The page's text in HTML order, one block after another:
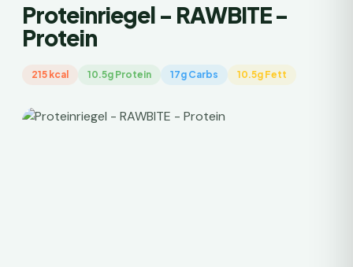
Proteinriegel - RAWBITE -
Protein
215 kcal 10.5g Protein 17g Carbs 10.5g Fett